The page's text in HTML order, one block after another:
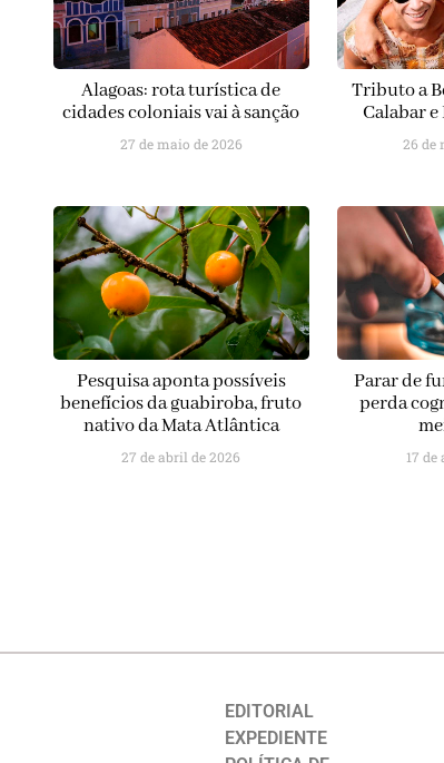
Alagoas: rota turística de
cidades coloniais vai à sanção
27 de maio de 2026
Tributo a
Calabar
26 de
Pesquisa aponta possíveis
benefícios da guabiroba, fruto
nativo da Mata Atlântica
27 de abril de 2026
Parar de
perda
17
EDITORIAL
EXPEDIENTE